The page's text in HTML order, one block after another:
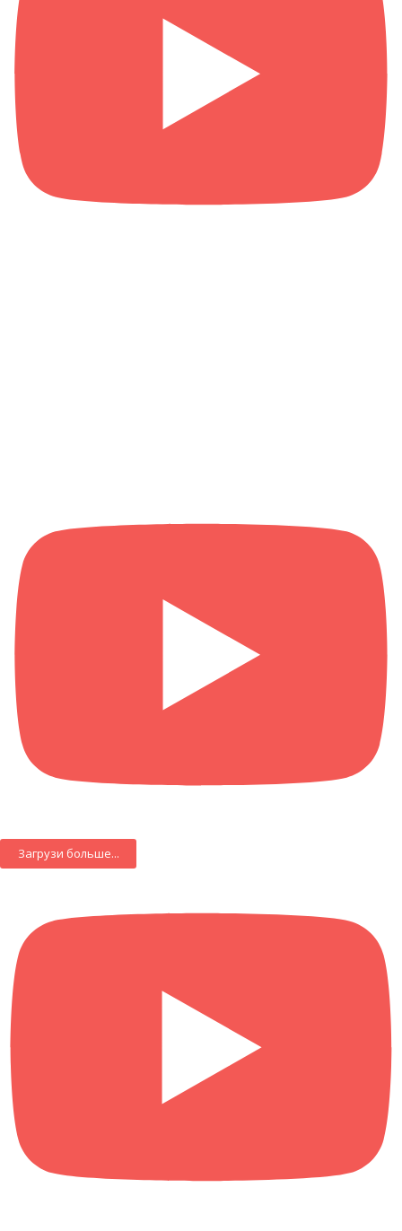
Загрузи больше...